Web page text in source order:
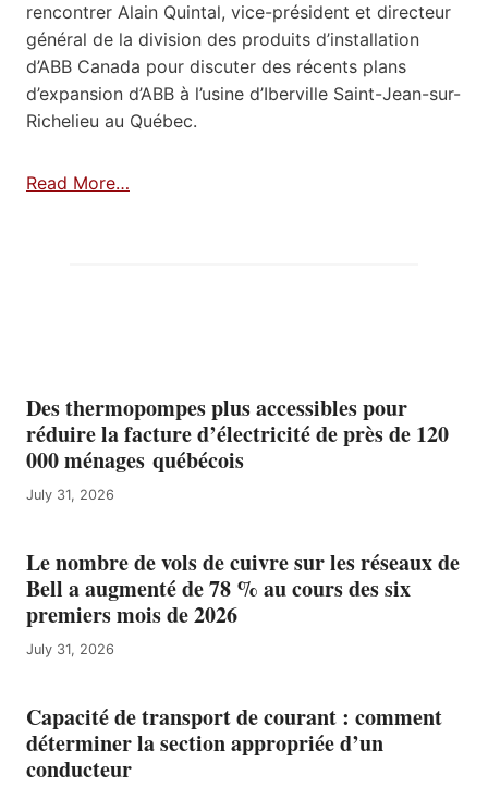
rencontrer Alain Quintal, vice-président et directeur
général de la division des produits d’installation
d’ABB Canada pour discuter des récents plans
d’expansion d’ABB à l’usine d’Iberville Saint-Jean-sur-
Richelieu au Québec.
Read More…
Des thermopompes plus accessibles pour
réduire la facture d’électricité de près de 120
000 ménages québécois
July 31, 2026
Le nombre de vols de cuivre sur les réseaux de
Bell a augmenté de 78 % au cours des six
premiers mois de 2026
July 31, 2026
Capacité de transport de courant : comment
déterminer la section appropriée d’un
conducteur